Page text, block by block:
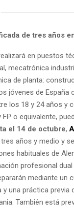
de tres años
en puestos
mecatrónica
de planta:
jóvenes de España
los 18 y 24 años y
FP o equivalente,
el 14 de octubre,
años y medio y
habituales de
profesional dual
mediante un
y una práctica previa
También está